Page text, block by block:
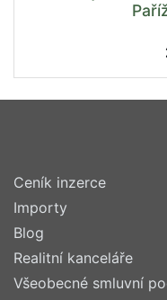
Ceník inzerce
Importy
Blog
Realitní kanceláře
Všeobecné smluvní